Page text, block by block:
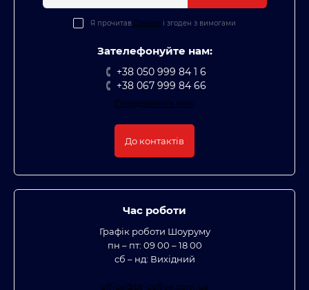
Я прочитав Оплата і згоден з вимогами
Зателефонуйте нам:
+38 050 999 84 1 6
+38 067 999 84 66
Передзвоніть мені
До контактів
Час роботи
Графік роботи Шоуруму
пн – пт: 09 00 – 18 00
сб – нд: Вихідний
office@bt-coffee.com.ua